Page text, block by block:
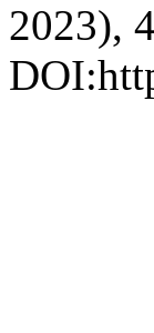
2023),